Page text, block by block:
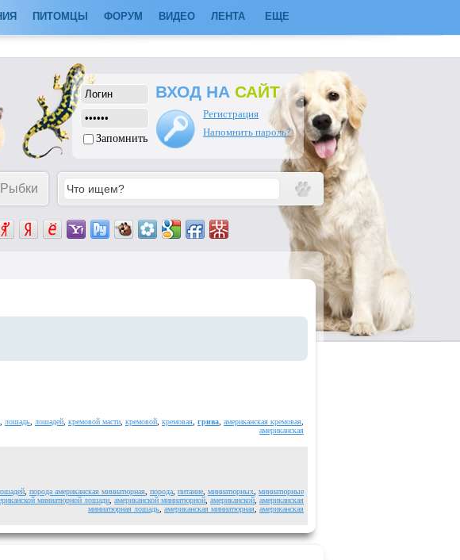
ПИТОМЦЫ ФОРУМ ВИДЕО ЛЕНТА ЕЩЕ
Запомнить
ВХОД НА САЙТ
Регистрация
Напомнить пароль?
Рыбки
лошадь лошадей кремовой масти кремовой кремовая грива американская кремовая
американская
порода американская миниатюрная порода питание миниатюрных миниатюрные
миниатюрной лошади американской миниатюрной американской американская
миниатюрная лошадь американская миниатюрная американская